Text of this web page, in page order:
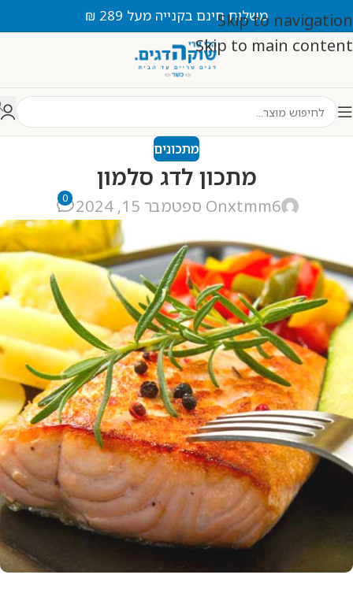
Skip to navigation
Skip to main content
משלוח חינם בקנייה מעל 289 ₪
מתכונים
מתכון לדג סלמון
xtmm6On ספטמבר 15, 2024 0